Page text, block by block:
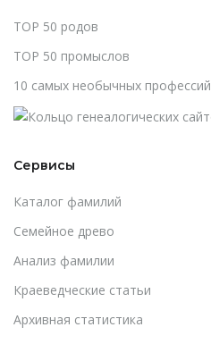
TOP 50 родов
TOP 50 промыслов
10 самых необычных профессий
Сервисы
Каталог фамилий
Cемейное древо
Анализ фамилии
Краеведческие статьи
Архивная статистика